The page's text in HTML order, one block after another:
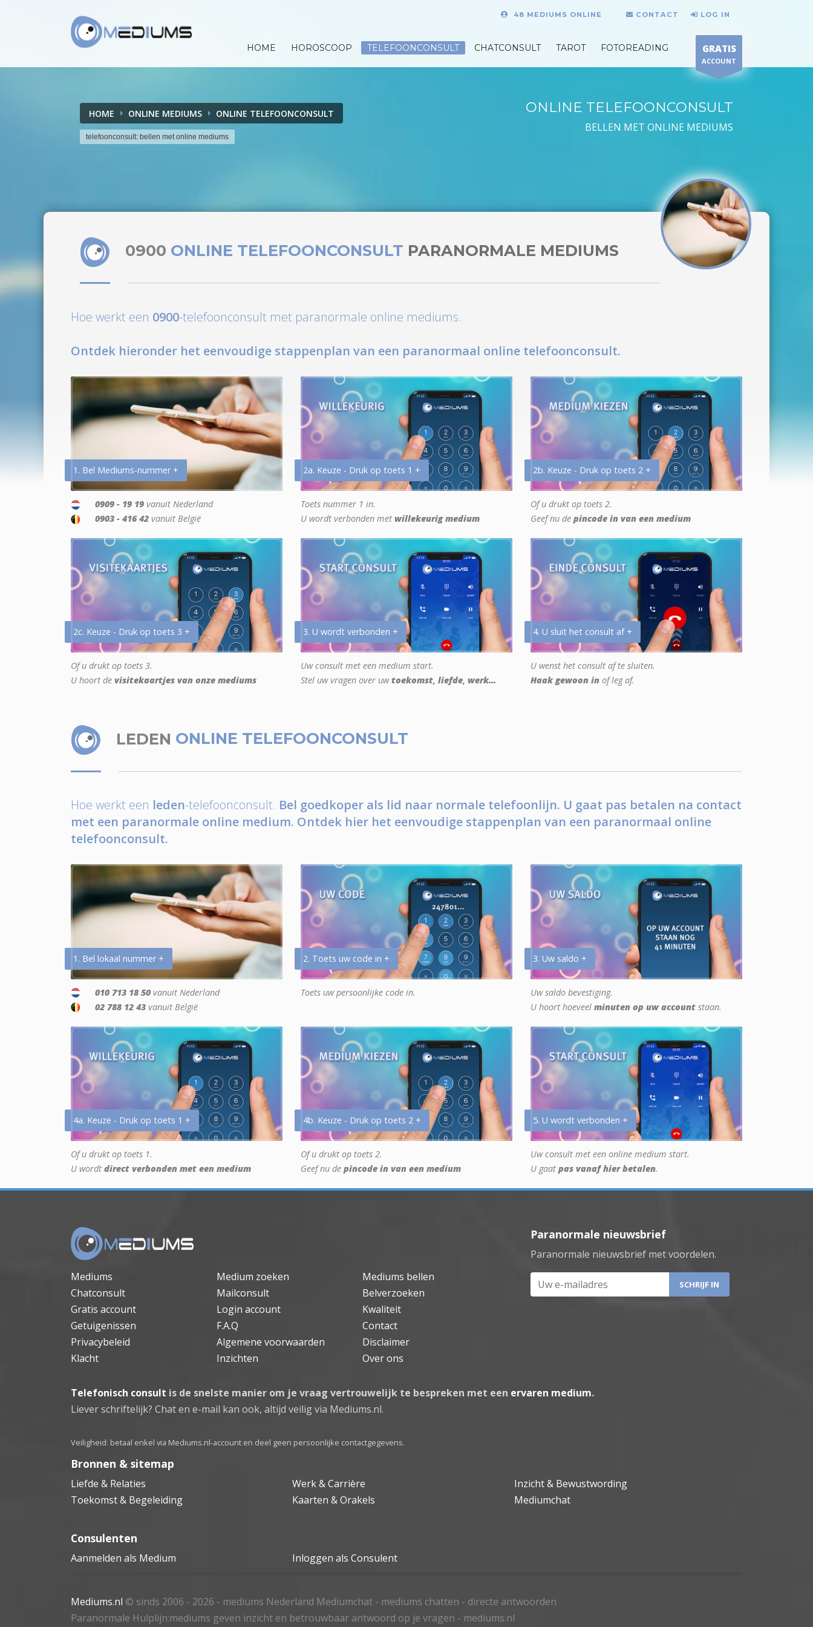
48 MEDIUMS ONLINE CONTACT LOG IN
HOME HOROSCOOP TELEFOONCONSULT CHATCONSULT TAROT FOTOREADING GRATIS
ACCOUNT
HOME ONLINE MEDIUMS ONLINE TELEFOONCONSULT
telefoonconsult: bellen met online mediums
ONLINE TELEFOONCONSULT
BELLEN MET ONLINE MEDIUMS
0900 ONLINE TELEFOONCONSULT PARANORMALE MEDIUMS
Hoe werkt een 0900-telefoonconsult met paranormale online mediums.
Ontdek hieronder het eenvoudige stappenplan van een paranormaal online telefoonconsult.
1. Bel Mediums-nummer +
0909 - 19 19 vanuit Nederland
0903 - 416 42 vanuit België
2a. Keuze - Druk op toets 1 +
Toets nummer 1 in.
U wordt verbonden met willekeurig medium
2b. Keuze - Druk op toets 2 +
Of u drukt op toets 2.
Geef nu de pincode in van een medium
2c. Keuze - Druk op toets 3 +
Of u drukt op toets 3.
U hoort de visitekaartjes van onze mediums
3. U wordt verbonden +
Uw consult met een medium start.
Stel uw vragen over uwtoekomst, liefde, werk...
4. U sluit het consult af +
U wenst het consult af te sluiten.
Haak gewoon in of leg af.
LEDEN ONLINE TELEFOONCONSULT
Hoe werkt een leden-telefoonconsult. Bel goedkoper als lid naar normale telefoonlijn. U gaat pas betalen na contact
met een paranormale online medium. Ontdek hier het eenvoudige stappenplan van een paranormaal online
telefoonconsult.
1. Bel lokaal nummer +
010 713 18 50 vanuit Nederland
02 788 12 43 vanuit België
2. Toets uw code in +
Toets uw persoonlijke code in.
3. Uw saldo +
Uw saldo bevestiging.
U hoort hoeveel minuten op uw account staan.
4a. Keuze - Druk op toets 1 +
Of u drukt op toets 1.
U wordt direct verbonden met een medium
4b. Keuze - Druk op toets 2 +
Of u drukt op toets 2.
Geef nu de pincode in van een medium
5. U wordt verbonden +
Uw consult met een online medium start.
U gaat pas vanaf hier betalen.
Mediums Medium zoeken
Mediums bellen
Chatconsult
Mailconsult
Belverzoeken
Gratis account
Login account
Kwaliteit
Getuigenissen
F.A.Q
Contact
Privacybeleid
Algemene voorwaarden
Disclaimer
Klacht
Inzichten Over ons
Paranormale nieuwsbrief
Paranormale nieuwsbrief met voordelen.
Uw e-mailadres
Telefonisch consult is de snelste manier om je vraag vertrouwelijk te bespreken met een ervaren medium.
Liever schriftelijk? Chat en e-mail kan ook, altijd veilig via Mediums.nl.
Veiligheid: betaal enkel via Mediums.nl-account en deel geen persoonlijke contactgegevens.
Bronnen & sitemap
Liefde & Relaties Werk & Carrière
Inzicht & Bewustwording
Toekomst & Begeleiding
Kaarten & Orakels Mediumchat
Consulenten
Aanmelden als Medium Inloggen als Consulent
Mediums.nl © sinds 2006 - 2026 - mediums Nederland Mediumchat - mediums chatten - directe antwoorden
Paranormale Hulplijn:mediums geven inzicht en betrouwbaar antwoord op je vragen - mediums.nl